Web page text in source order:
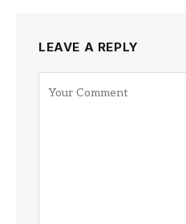
LEAVE A REPLY